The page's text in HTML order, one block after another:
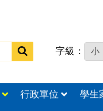
搜
字級： 小
行政單位 學生